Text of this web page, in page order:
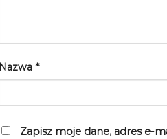
Nazwa *
Zapisz moje dane, adres e-